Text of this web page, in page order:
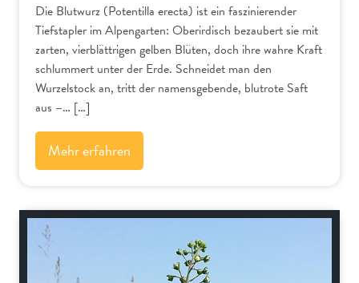
Die Blutwurz (Potentilla erecta) ist ein faszinierender
Tiefstapler im Alpengarten: Oberirdisch bezaubert sie mit
zarten, vierblättrigen gelben Blüten, doch ihre wahre Kraft
schlummert unter der Erde. Schneidet man den
Wurzelstock an, tritt der namensgebende, blutrote Saft
aus –… […]
Mehr erfahren
Alpenflora